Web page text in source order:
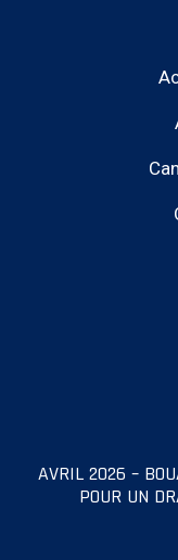
AVRIL 2026 –
POUR UN